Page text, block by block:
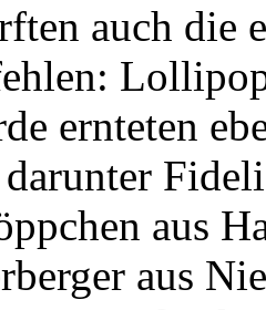
auch die
ernteten
darunter
aus
aus